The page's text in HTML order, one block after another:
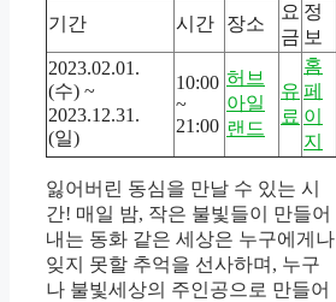
기간 시간 장소
요
금
정
보
2023.02.01.
(수) ~
2023.12.31.
(일)
10:00
~
21:00
허브
아일
랜드
유
료
홈
페
이
지
잃어버린 동심을 만날 수 있는 시
간! 매일 밤, 작은 불빛들이 만들어
내는 동화 같은 세상은 누구에게나
잊지 못할 추억을 선사하며, 누구
나 불빛세상의 주인공으로 만들어